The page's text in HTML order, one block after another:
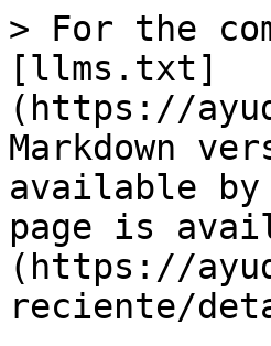
> For the
[llms.txt]
(https://
Markdown
available by
page is
(https://
reciente/